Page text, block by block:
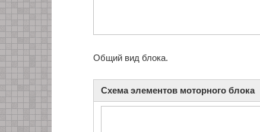
Общий вид блока.
Схема элементов моторного блока